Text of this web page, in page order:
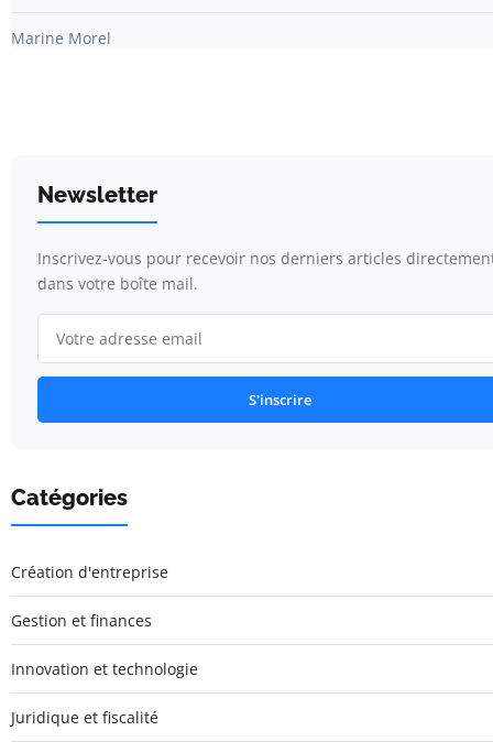
Marine Morel
Newsletter
Inscrivez-vous pour recevoir nos derniers articles
dans votre boîte mail.
S'inscrire
Catégories
Création d'entreprise
Gestion et finances
Innovation et technologie
Juridique et fiscalité